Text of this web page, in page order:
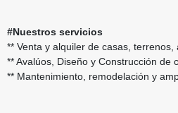
#Nuestros servicios
** Venta y alquiler de casas, terrenos,
** Avalúos, Diseño y Construcción de
** Mantenimiento, remodelación y